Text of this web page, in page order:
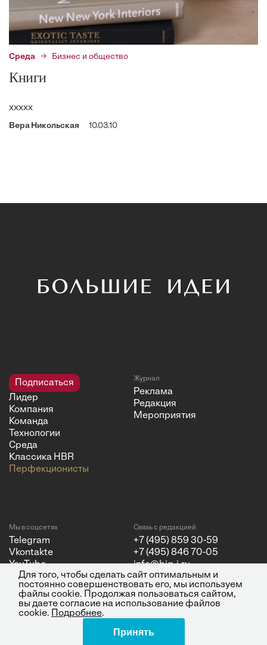
Среда Бизнес и общество
Книги
ххххх
Вера Никольская 10.03.10
Подписаться
Лидер
Компания
Команда
Технологии
Среда
Классика HBR
Перфекционисты
Журнал
Реклама
Редакция
Мероприятия
Мы в соцсетях
Telegram
Vkontakte
YouTube
Связь с редакцией
+7 (495) 859 30-59
+7 (495) 846 70-05
info@big-i.ru
Медиа"
Для того, чтобы сделать сайт оптимальным и
постоянно совершенствовать его, мы используем
файлы cookie. Продолжая пользоваться сайтом,
вы даете согласие на использование файлов
cookie.
Подробнее.
Принять